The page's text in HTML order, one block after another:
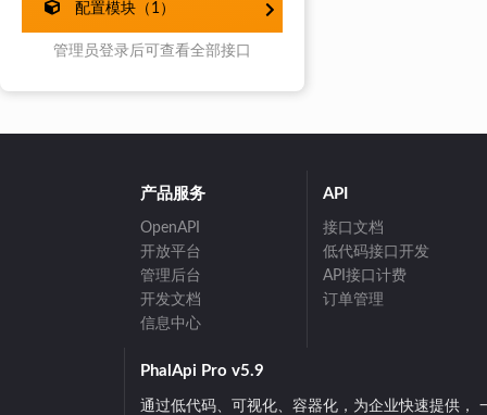
配置模块（1）
管理员登录后可查看全部接口
产品服务
OpenAPI
开放平台
管理后台
开发文档
信息中心
API
接口文档
低代码接口开发
API接口计费
订单管理
PhalApi Pro v5.9
通过低代码、可视化、容器化，为企业快速提供，